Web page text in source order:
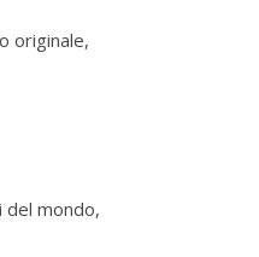
originale,
del mondo,